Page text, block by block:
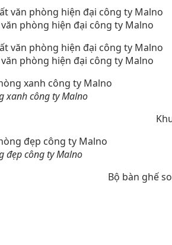
phòng hiện đại công ty Malno
phòng hiện đại công ty Malno
xanh công ty Malno
đẹp công ty Malno
Bộ bàn ghế